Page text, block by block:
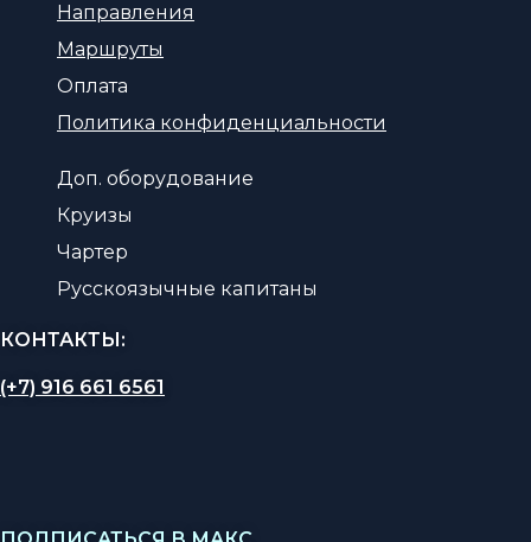
Направления
Маршруты
Оплата
Политика конфиденциальности
Доп. оборудование
Круизы
Чартер
Русскоязычные капитаны
КОНТАКТЫ:
(+7) 916 661 6561